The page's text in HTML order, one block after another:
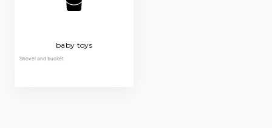
baby toys
Shovel and bucket